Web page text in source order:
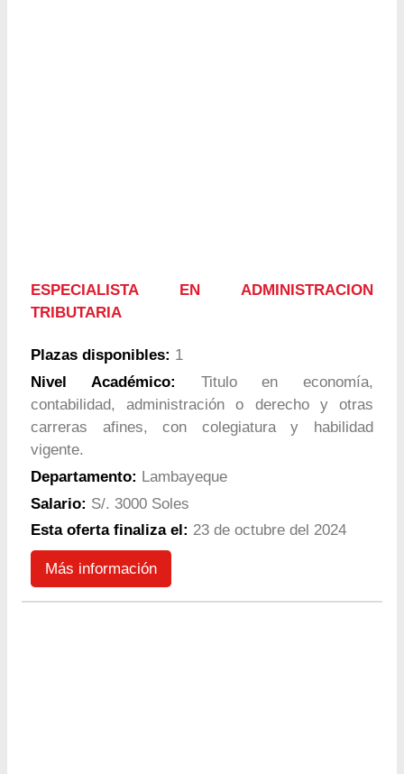
ESPECIALISTA EN ADMINISTRACION
TRIBUTARIA
Plazas disponibles: 1
Nivel Académico: Titulo en economía,
contabilidad, administración o derecho y otras
carreras afines, con colegiatura y habilidad
vigente.
Departamento: Lambayeque
Salario: S/. 3000 Soles
Esta oferta finaliza el: 23 de octubre del 2024
Más información